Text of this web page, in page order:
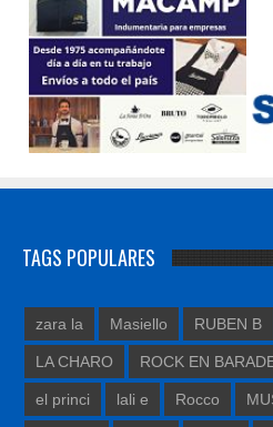
TAGS POPULARES
zara la Masiello RUBEN B
LA CHARO ROCK EN
el princi lali e Rocco